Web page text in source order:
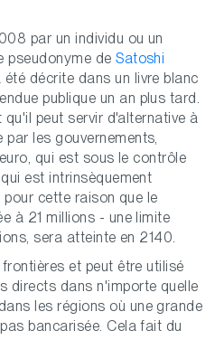
par un individu ou un
pseudonyme deSatoshi
décrite dans un livre blanc
publique un an plus tard.
peut servir d'alternative à
les gouvernements,
qui est sous le contrôle
est intrinsèquement
cette raison que le
à 21 millions - une limite
sera atteinte en 2140.
et peut être utilisé
directs dans n'importe quelle
les régions où une grande
bancarisée. Cela fait du